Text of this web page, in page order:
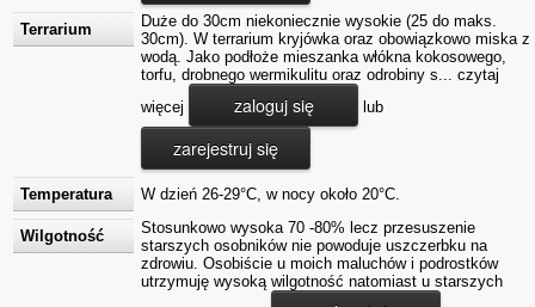
Terrarium
Duże do 30cm niekoniecznie wysokie (25 do maks.
30cm). W terrarium kryjówka oraz obowiązkowo miska z
wodą. Jako podłoże mieszanka włókna kokosowego,
torfu, drobnego wermikulitu oraz odrobiny s... czytaj
więcej
zaloguj się lub
zarejestruj się
Temperatura W dzień 26-29°C, w nocy około 20°C.
Wilgotność
Stosunkowo wysoka 70 -80% lecz przesuszenie
starszych osobników nie powoduje uszczerbku na
zdrowiu. Osobiście u moich maluchów i podrostków
utrzymuję wysoką wilgotność natomiast u starszych